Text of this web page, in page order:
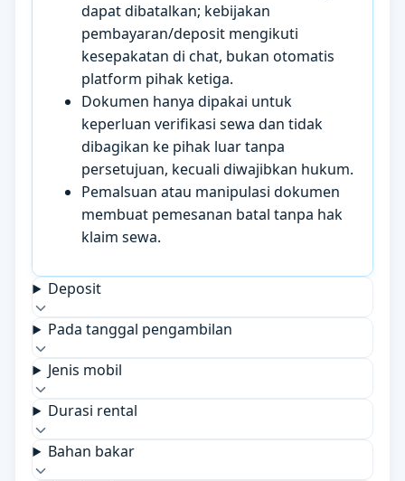
dapat dibatalkan; kebijakan
pembayaran/deposit mengikuti
kesepakatan di chat, bukan otomatis
platform pihak ketiga.
Dokumen hanya dipakai untuk
keperluan verifikasi sewa dan tidak
dibagikan ke pihak luar tanpa
persetujuan, kecuali diwajibkan hukum.
Pemalsuan atau manipulasi dokumen
membuat pemesanan batal tanpa hak
klaim sewa.
Deposit
Pada tanggal pengambilan
Jenis mobil
Durasi rental
Bahan bakar